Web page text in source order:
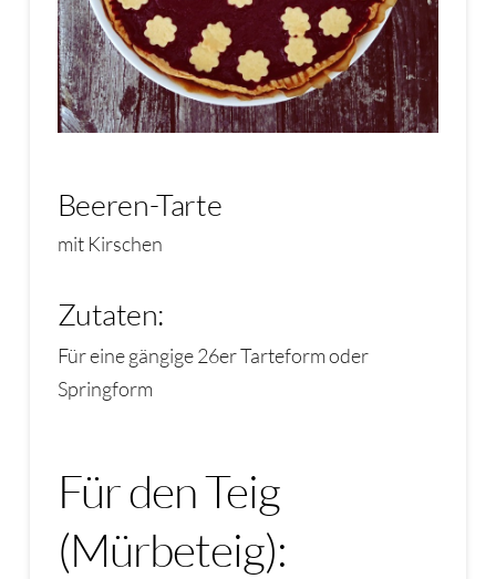
Beeren-Tarte
mit Kirschen
Zutaten:
Für eine gängige 26er Tarteform oder
Springform
Für den Teig
(Mürbeteig):